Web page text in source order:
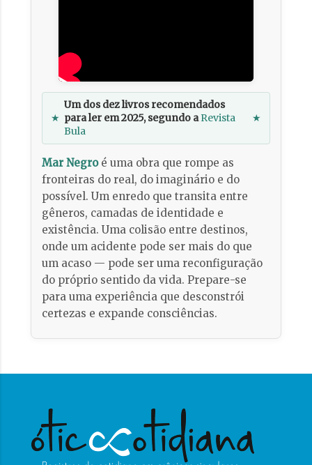
★
Um dos dez livros recomendados
para ler em 2025, segundo aRevista
Bula
★
Mar Negroé uma obra que rompe as
fronteiras do real, do imaginário e do
possível. Um enredo que transita entre
gêneros, camadas de identidade e
existência. Uma colisão entre destinos,
onde um acidente pode ser mais do que
um acaso — pode ser uma reconfiguração
do próprio sentido da vida. Prepare-se
para uma experiência que desconstrói
certezas e expande consciências.